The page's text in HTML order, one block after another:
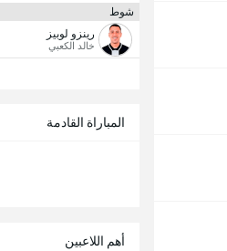
شوط
رينزو لوبيز
خالد الكعبي
المباراة القادمة
أهم اللاعبين